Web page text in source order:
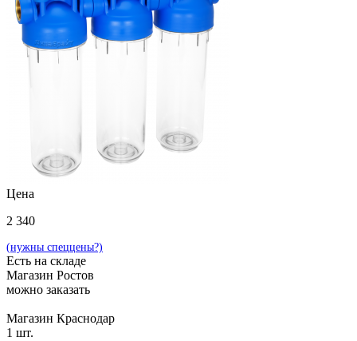
Цена
2 340
(нужны спеццены?)
Есть на складе
Магазин Ростов
можно заказать
Магазин Краснодар
1 шт.